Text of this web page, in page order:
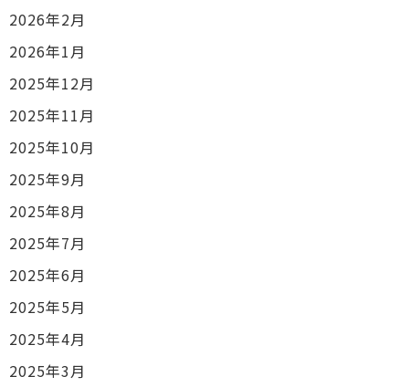
2026年2月
2026年1月
2025年12月
2025年11月
2025年10月
2025年9月
2025年8月
2025年7月
2025年6月
2025年5月
2025年4月
2025年3月